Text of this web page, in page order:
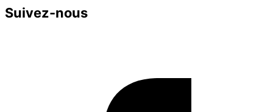
Suivez-nous